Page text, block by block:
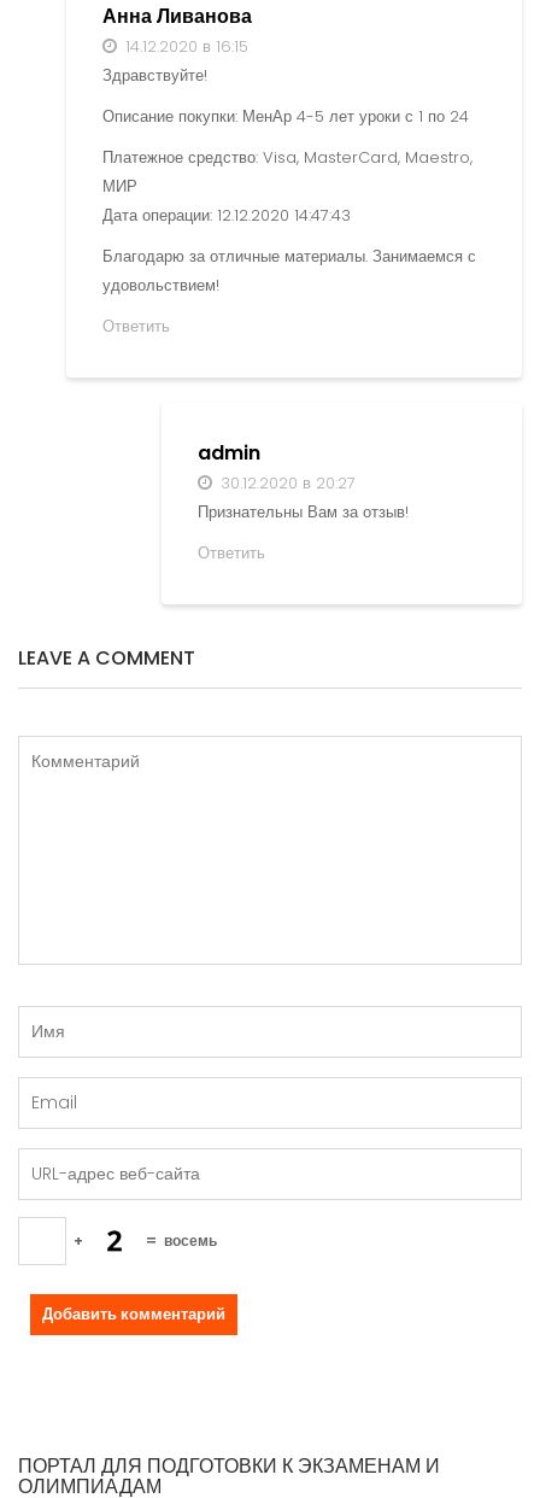
Анна Ливанова
14.12.2020 в 16:15
Здравствуйте!
Описание покупки: МенАр 4-5 лет уроки с 1 по 24
Платежное средство: Visa, MasterCard, Maestro,
МИР
Дата операции: 12.12.2020 14:47:43
Благодарю за отличные материалы. Занимаемся с
удовольствием!
Ответить
admin
30.12.2020 в 20:27
Признательны Вам за отзыв!
Ответить
LEAVE A COMMENT
+ = восемь
ПОРТАЛ ДЛЯ ПОДГОТОВКИ К ЭКЗАМЕНАМ И
ОЛИМПИАДАМ